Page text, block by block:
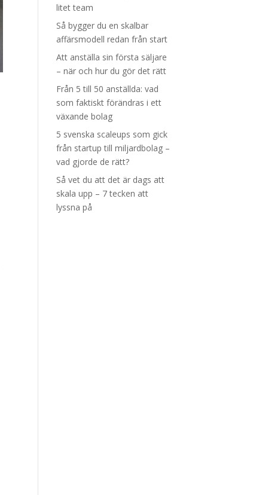
litet team
Så bygger du en skalbar
affärsmodell redan från start
Att anställa sin första säljare
– när och hur du gör det rätt
Från 5 till 50 anställda: vad
som faktiskt förändras i ett
växande bolag
5 svenska scaleups som gick
från startup till miljardbolag –
vad gjorde de rätt?
Så vet du att det är dags att
skala upp – 7 tecken att
lyssna på